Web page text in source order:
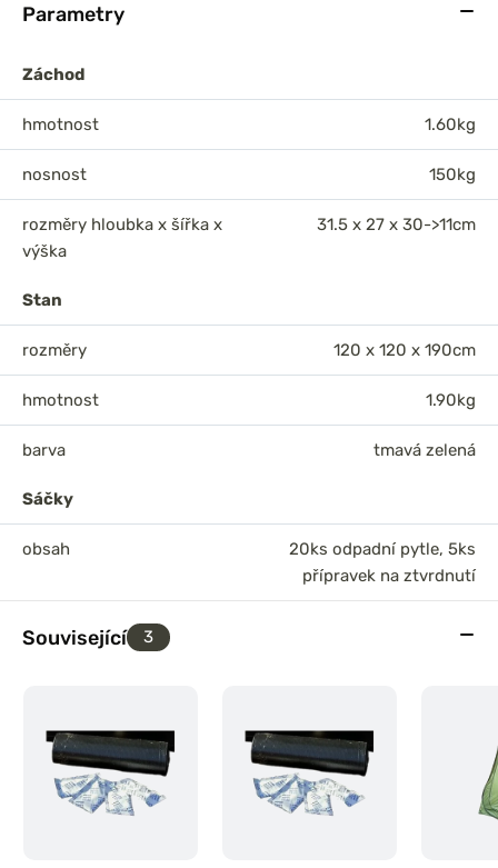
Parametry
Záchod
hmotnost 1.60kg
nosnost 150kg
rozměry hloubka x šířka x
výška
31.5 x 27 x 30->11cm
Stan
rozměry 120 x 120 x 190cm
hmotnost 1.90kg
barva tmavá zelená
Sáčky
obsah
20ks odpadní pytle, 5ks
přípravek na ztvrdnutí
Související 3